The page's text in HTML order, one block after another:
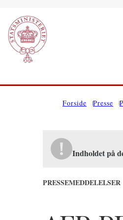
Forside Presse
Indholdet på
PRESSEMEDDELELSER